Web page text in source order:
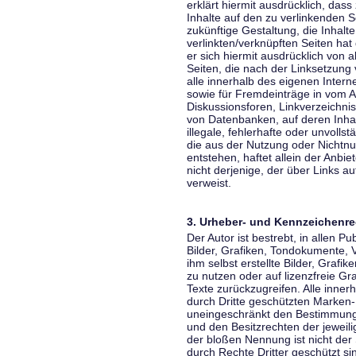
erklärt hiermit ausdrücklich,
Inhalte auf den zu verlinkenden
zukünftige Gestaltung, die
verlinkten/verknüpften Seiten
er sich hiermit ausdrücklich von
Seiten, die nach der
alle innerhalb des eigenen
sowie für Fremdeinträge in vom
Diskussionsforen,
von Datenbanken, auf deren
illegale, fehlerhafte oder
die aus der Nutzung oder
entstehen, haftet allein der
nicht derjenige, der über Links
verweist.
3. Urheber- und
Der Autor ist bestrebt, in allen
Bilder, Grafiken, Tondokumente,
ihm selbst erstellte Bilder,
zu nutzen oder auf lizenzfreie
Texte zurückzugreifen. Alle
durch Dritte geschützten
uneingeschränkt den
und den Besitzrechten der
der bloßen Nennung ist nicht
durch Rechte Dritter geschützt